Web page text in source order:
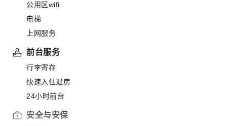
公用区wifi
电梯
上网服务
前台服务
行李寄存
快速入住退房
24小时前台
安全与安保